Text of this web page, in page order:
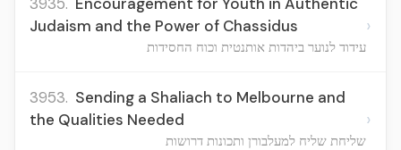
Judaism and the Power of Chassidus
עידוד לנוער ביהדות אותנטית וכוח החסידות
›
3953. Sending a Shaliach to Melbourne and
the Qualities Needed
שליחת שליח למעלבורן ותכונות דרושות
›